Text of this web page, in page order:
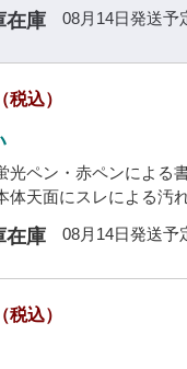
在庫 08月14日発送予
（税込）
光ペン・赤ペンによる
体天面にスレによる汚
在庫 08月14日発送予
（税込）